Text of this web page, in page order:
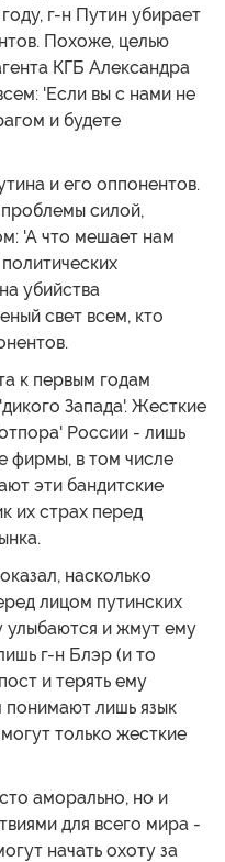
г-н Путин убирает
Похоже, целью
КГБ Александра
'Если вы с нами не
и будете
и его оппонентов.
силой,
'А что мешает нам
убийства
свет всем, кто
к первым годам
Запада'. Жесткие
России - лишь
фирмы, в том числе
эти бандитские
их страх перед
насколько
лицом путинских
и жмут ему
г-н Блэр (и то
и терять ему
лишь язык
только жесткие
аморально, но и
для всего мира -
начать охоту за